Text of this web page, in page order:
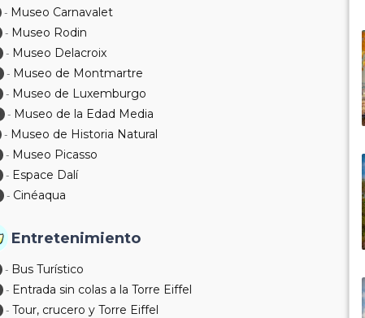
- Museo Carnavalet
- Museo Rodin
- Museo Delacroix
- Museo de Montmartre
- Museo de Luxemburgo
- Museo de la Edad Media
- Museo de Historia Natural
- Museo Picasso
- Espace Dalí
- Cinéaqua
Entretenimiento
- Bus Turístico
- Entrada sin colas a la Torre Eiffel
- Tour, crucero y Torre Eiffel